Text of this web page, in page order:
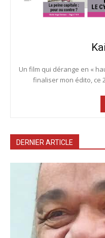
Un film qui dérange en «
finaliser mon édito, ce
DERNIER ARTICLE